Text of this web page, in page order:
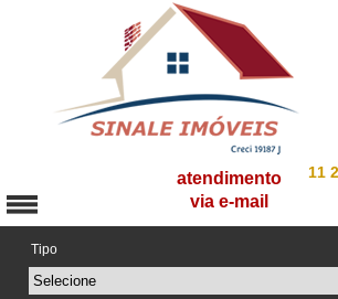
11
atendimento
via e-mail
Tipo